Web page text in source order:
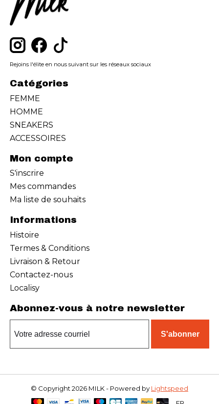
Rejoins l'élite en nous suivant sur les réseaux sociaux
Catégories
FEMME
HOMME
SNEAKERS
ACCESSOIRES
Mon compte
S'inscrire
Mes commandes
Ma liste de souhaits
Informations
Histoire
Termes & Conditions
Livraison & Retour
Contactez-nous
Localisy
Abonnez-vous à notre newsletter
S'abonner
© Copyright 2026 MILK - Powered by Lightspeed